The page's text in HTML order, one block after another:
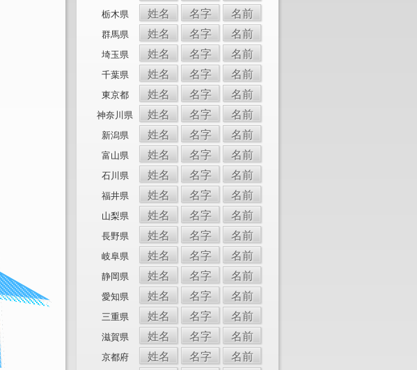
栃木県 姓名 名字 名前
群馬県 姓名 名字 名前
埼玉県 姓名 名字 名前
千葉県 姓名 名字 名前
東京都 姓名 名字 名前
神奈川県 姓名 名字 名前
新潟県 姓名 名字 名前
富山県 姓名 名字 名前
石川県 姓名 名字 名前
福井県 姓名 名字 名前
山梨県 姓名 名字 名前
長野県 姓名 名字 名前
岐阜県 姓名 名字 名前
静岡県 姓名 名字 名前
愛知県 姓名 名字 名前
三重県 姓名 名字 名前
滋賀県 姓名 名字 名前
京都府 姓名 名字 名前